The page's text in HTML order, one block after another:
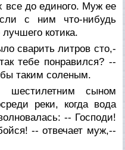
все до единого. Муж ее
с ним что-нибудь
котика.
сварить литров сто,-
тебе понравился? --
бы таким соленым.
сыном
реки, когда вода
-- Господи!
-- отвечает муж,--